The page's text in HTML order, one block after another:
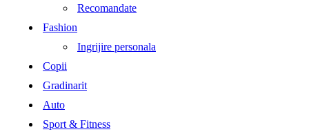
Recomandate
Fashion
Ingrijire personala
Copii
Gradinarit
Auto
Sport & Fitness